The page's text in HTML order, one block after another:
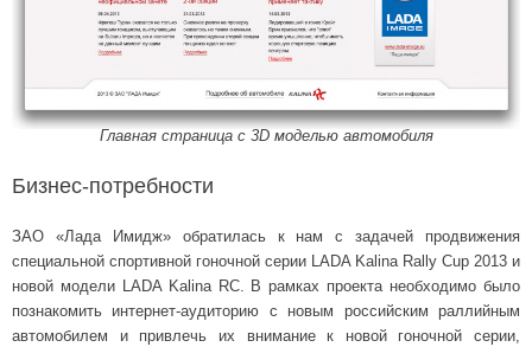
Главная страница с 3D моделью автомобиля
Бизнес-потребности
ЗАО «Лада Имидж» обратилась к нам с задачей продвижения
специальной спортивной гоночной серии LADA Kalina Rally Cup 2013 и
новой модели LADA Kalina RC. В рамках проекта необходимо было
познакомить интернет-аудиторию с новым российским раллийным
автомобилем и привлечь их внимание к новой гоночной серии,